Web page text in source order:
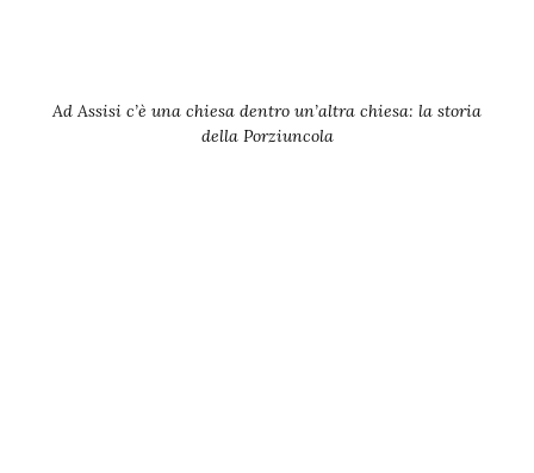
Ad Assisi c’è una chiesa dentro un’altra chiesa: la storia
della Porziuncola